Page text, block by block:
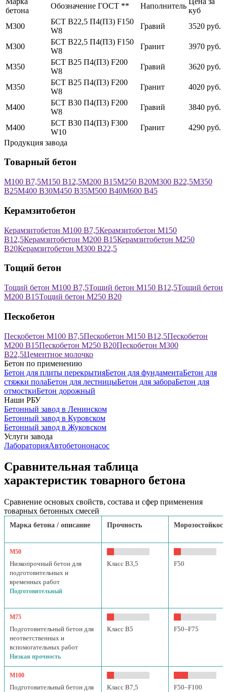
бетона
Обозначение ГОСТ ** Наполнитель
куб
М300
БСТ В22,5 П4(П3) F150
W8
Гравий 3520 руб.
М300
БСТ В22,5 П4(П3) F150
W8
Гранит 3970 руб.
М350
БСТ В25 П4(П3) F200
W8
Гравий 3620 руб.
М350
БСТ В25 П4(П3) F200
W8
Гранит 4020 руб.
М400
БСТ В30 П4(П3) F200
W8
Гравий 3840 руб.
М400
БСТ В30 П4(П3) F300
W10
Гранит
4290 руб.
Продукция завода
Товарный бетон
М100 В7,5М150 В12,5М200 В15М250 В20М300 В22,5М350
В25М400 В30М450 В35М500 В40М600 В45
Керамзитобетон
Керамзитобетон М100 В7,5Керамзитобетон М150
В12,5Керамзитобетон М200 В15Керамзитобетон М250
В20Керамзитобетон М300 В22,5
Тощий бетон
Тощий бетон М100 В7,5Тощий бетон М150 В12,5Тощий бетон
М200 В15Тощий бетон М250 В20
Пескобетон
Пескобетон М100 В7,5Пескобетон М150 В12,5Пескобетон
М200 В15Пескобетон М250 В20Пескобетон М300
В22,5Цементное молочко
Бетон по применению
Бетон для плиты перекрытияБетон для фундаментаБетон для
стяжки полаБетон для лестницыБетон для забораБетон для
отмосткиБетон дорожный
Наши РБУ
Бетонный завод в Ленинском
Бетонный завод в Куровском
Бетонный завод в Жуковском
Услуги завода
ЛабораторияАвтобетононасос
Сравнительная таблица
характеристик товарного бетона
Сравнение основых свойств, состава и сфер применения
товарных бетонных смесей
Марка бетона / описание Прочность
М50
Низкопрочный бетон для
подготовительных и
временных работ
Подготовительный
Класс B3,5 F50
М75
Подготовительный бетон для
неответственных и
вспомогательных работ
Низкая прочность
Класс B5 F50–F75
М100
Подготовительный бетон для
Класс B7,5 F50–F100